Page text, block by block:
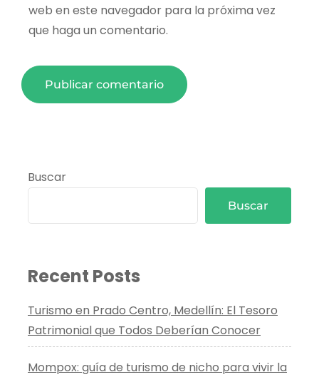
web en este navegador para la próxima vez
que haga un comentario.
Buscar
Buscar
Recent Posts
Turismo en Prado Centro, Medellín: El Tesoro
Patrimonial que Todos Deberían Conocer
Mompox: guía de turismo de nicho para vivir la